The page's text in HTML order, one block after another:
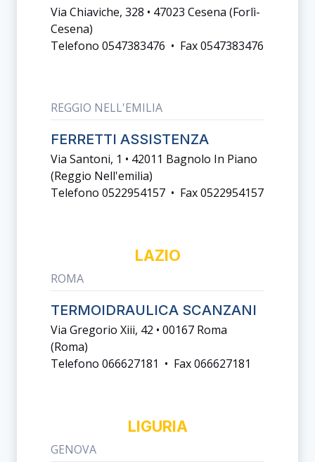
Via Chiaviche, 328 • 47023 Cesena (forlì-
Cesena)
Telefono 0547383476 • Fax 0547383476
REGGIO NELL'EMILIA
FERRETTI ASSISTENZA
Via Santoni, 1 • 42011 Bagnolo In Piano
(reggio Nell'emilia)
Telefono 0522954157 • Fax 0522954157
LAZIO
ROMA
TERMOIDRAULICA SCANZANI
Via Gregorio Xiii, 42 • 00167 Roma
(roma)
Telefono 066627181 • Fax 066627181
LIGURIA
GENOVA